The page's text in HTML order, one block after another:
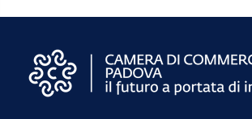
Prenota
zione